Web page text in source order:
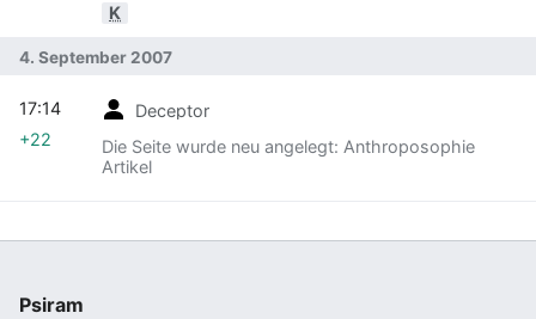
K
4. September 2007
Deceptor
Die Seite wurde neu angelegt: Anthroposophie
Artikel
17:14
+22
Psiram